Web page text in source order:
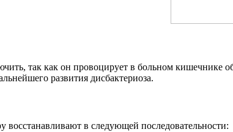
так как он провоцирует в больном кишечнике
развития дисбактериоза.
в следующей последовательности: